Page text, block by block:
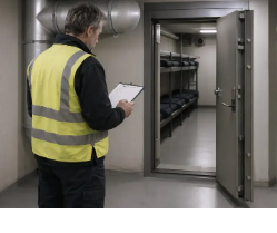
2026
fastighetsägare
BRF